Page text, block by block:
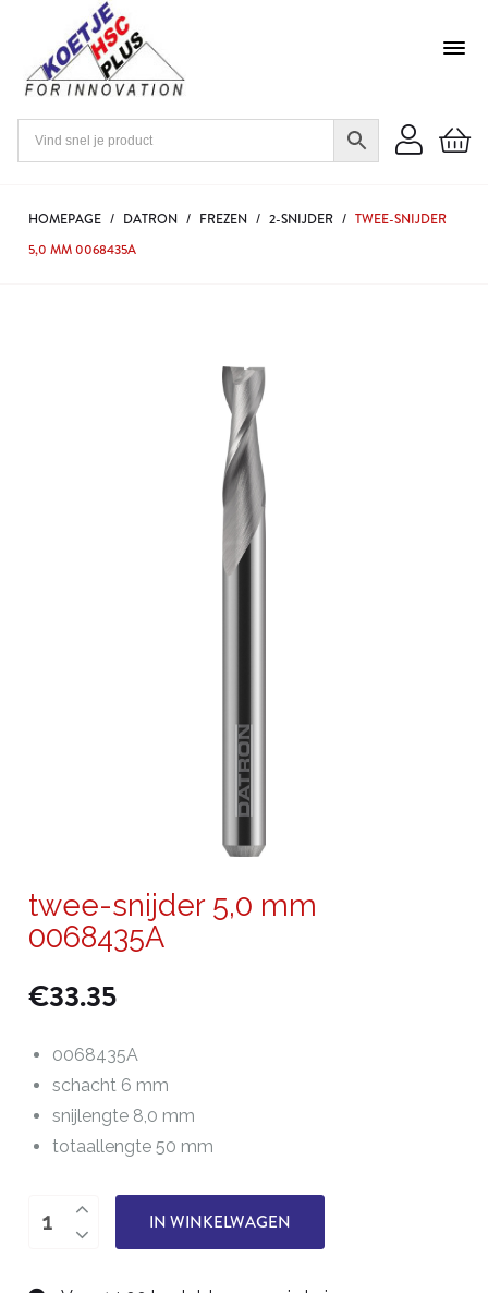
HOMEPAGE / DATRON / FREZEN / 2-SNIJDER / TWEE-SNIJDER
5,0 MM 0068435A
twee-snijder 5,0 mm
0068435A
€33.35
0068435A
schacht 6 mm
snijlengte 8,0 mm
totaallengte 50 mm
twee-
snijder
IN WINKELWAGEN